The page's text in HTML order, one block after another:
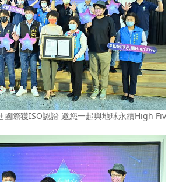
國際獲ISO認證 邀您一起與地球永續High Fiv